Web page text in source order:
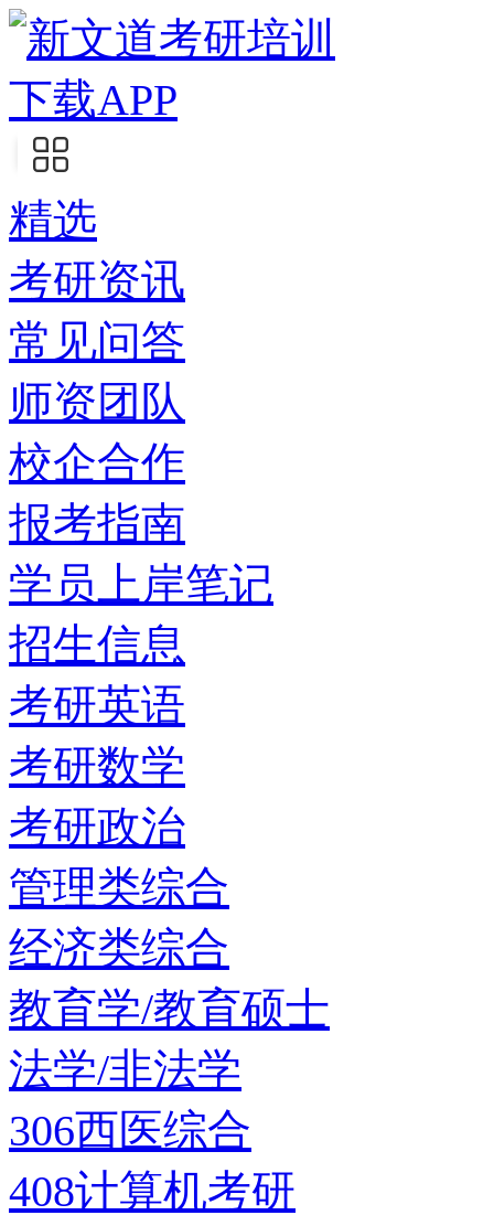
下载APP
精选
考研资讯
常见问答
师资团队
校企合作
报考指南
学员上岸笔记
招生信息
考研英语
考研数学
考研政治
管理类综合
经济类综合
教育学/教育硕士
法学/非法学
306西医综合
408计算机考研